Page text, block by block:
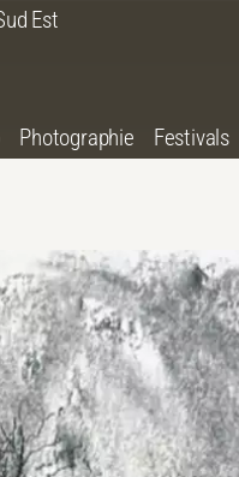
Est
Photographie Festivals